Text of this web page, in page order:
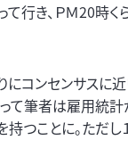
行き、ＰＭ20時
コンセンサスに
て筆者は雇用統
ことに。ただし